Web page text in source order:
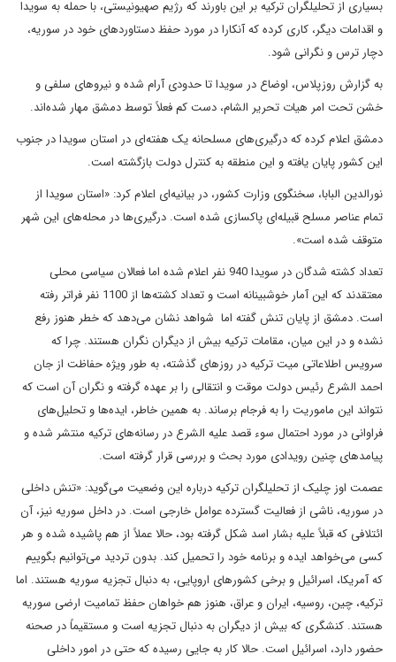
بسیاری از تحلیلگران ترکیه بر این باورند که رژیم صهیونیستی، با حمله به سویدا
و اقدامات دیگر، کاری کرده که آنکارا در مورد حفظ دستاوردهای خود در سوریه،
دچار ترس و نگرانی شود.
به گزارش روزپلاس، اوضاع در سویدا تا حدودی آرام شده و نیروهای سلفی و
خشن تحت امر هیات تحریر الشام، دست کم فعلاً توسط دمشق مهار شده‌اند.
دمشق اعلام کرده که درگیری‌های مسلحانه یک هفته‌ای در استان سویدا در جنوب
این کشور پایان یافته و این منطقه به کنترل دولت بازگشته است.
نورالدین البابا، سخنگوی وزارت کشور، در بیانیه‌ای اعلام کرد: «استان سویدا از
تمام عناصر مسلح قبیله‌ای پاکسازی شده است. درگیری‌ها در محله‌های این شهر
متوقف شده است».
تعداد کشته شدگان در سویدا 940 نفر اعلام شده اما فعالان سیاسی محلی
معتقدند که این آمار خوشبینانه است و تعداد کشته‌ها از 1100 نفر فراتر رفته
است. دمشق از پایان تنش گفته اما شواهد نشان می‌دهد که خطر هنوز رفع
نشده و در این میان، مقامات ترکیه بیش از دیگران نگران هستند. چرا که
سرویس اطلاعاتی میت ترکیه در روزهای گذشته، به طور ویژه حفاظت از جان
احمد الشرع رئیس دولت موقت و انتقالی را بر عهده گرفته و نگران آن است که
نتواند این ماموریت را به فرجام برساند. به همین خاطر، ایده‌ها و تحلیل‌های
فراوانی در مورد احتمال سوء قصد علیه الشرع در رسانه‌های ترکیه منتشر شده و
پیامدهای چنین رویدادی مورد بحث و بررسی قرار گرفته است.
عصمت اوز چلیک از تحلیلگران ترکیه درباره این وضعیت می‌گوید: «تنش داخلی
در سوریه، ناشی از فعالیت گسترده عوامل خارجی است. در داخل سوریه نیز، آن
ائتلافی که قبلاً علیه بشار اسد شکل گرفته بود، حالا عملاً از هم پاشیده شده و هر
کسی می‌خواهد ایده و برنامه خود را تحمیل کند. بدون تردید می‌توانیم بگوییم
که آمریکا، اسرائیل و برخی کشورهای اروپایی، به دنبال تجزیه سوریه هستند. اما
ترکیه، چین، روسیه، ایران و عراق، هنوز هم خواهان حفظ تمامیت ارضی سوریه
هستند. کنشگری که بیش از دیگران به دنبال تجزیه است و مستقیماً در صحنه
حضور دارد، اسرائیل است. حالا کار به جایی رسیده که حتی در امور داخلی